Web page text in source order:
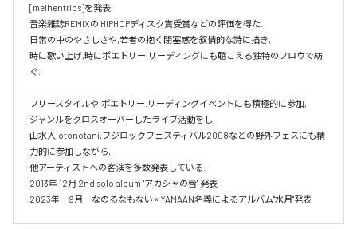
[melhentrips]を発表,
音楽雑誌REMIXの HIPHOPディスク賞受賞などの評価を得た.
日常の中のやさしさや,若者の抱く閉塞感を叙情的な詩に描き,
時に歌い上げ,時にポエトリー.リーディングにも聴こえる独特のフロウで紡
ぐ.
フリースタイルや,ポエトリー.リーディングイベントにも積極的に参加,
ジャンルをクロスオーバーしたライブ活動をし,
山水人,otonotani,フジロックフェスティバル2008などの野外フェスにも精
力的に参加しながら,
他アーティストへの客演を多数発表している.
2013年 12月 2nd solo album "アカシャの唇" 発表
2023年　9月　なのるなもない × YAMAAN名義によるアルバム"水月"発表